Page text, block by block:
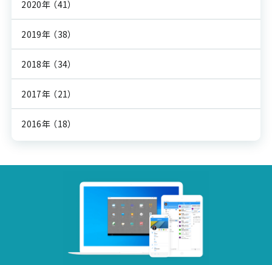
2020年 （41）
2019年 （38）
2018年 （34）
2017年 （21）
2016年 （18）